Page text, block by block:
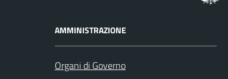
AMMINISTRAZIONE
Organi di Governo